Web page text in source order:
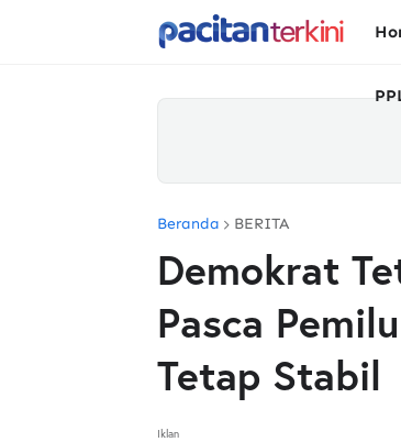
Beranda BERITA
Demokrat
Pasca
Tetap Stabil
Iklan